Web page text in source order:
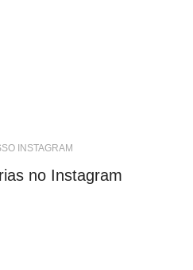
INSTAGRAM
no Instagram